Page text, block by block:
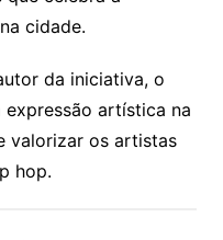
cidade.
da iniciativa, o
artística na
valorizar os artistas
hop.